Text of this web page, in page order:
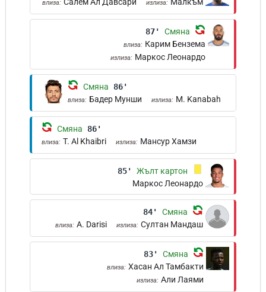
влиза: излиза:
87' Смяна
влиза: Карим Бензема
излиза: Маркос Леонардо
Смяна 86'
влиза: Бадер Мунши излиза: M. Kanabah
Смяна 86'
влиза: T. Al Khaibri излиза: Мансур Хамзи
85'
Жълт картон
Маркос Леонардо
84' Смяна
влиза: A. Darisi излиза: Султан Мандаш
83' Смяна
влиза: Хасан Ал Тамбакти
излиза: Али Лаями